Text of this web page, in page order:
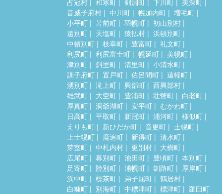
音威子府村
中川町 幌加内町
増毛町
小平町
苫前町 羽幌町
初山別村
遠別町
天塩町 猿払村
浜頓別町
中頓別町
枝幸町 豊富町
礼文町
利尻町
利尻富士町 幌延町
美幌町
津別町
斜里町 清里町
小清水町
訓子府町
置戸町 佐呂間町
遠軽町
湧別町
滝上町 興部町
西興部村
雄武町
大空町 豊浦町 壮瞥町
白老町
厚真町
洞爺湖町 安平町
むかわ町
日高町
平取町 新冠町 浦河町
様似町
えりも町
新ひだか町 音更町
士幌町
上士幌町
鹿追町 新得町
清水町
芽室町
中札内村 更別村
大樹町
広尾町
幕別町 池田町 豊頃町
本別町
足寄町
陸別町 浦幌町 釧路町
厚岸町
浜中町
標茶町 弟子屈町
鶴居村
白糠町
別海町 中標津町 標津町 羅臼町